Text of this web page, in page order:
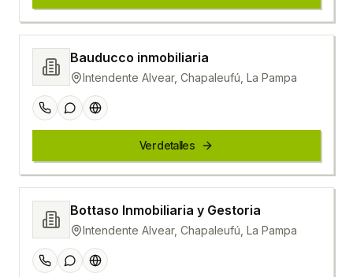
Bauducco inmobiliaria
Intendente Alvear, Chapaleufú, La Pampa
Ver detalles
Bottaso Inmobiliaria y Gestoria
Intendente Alvear, Chapaleufú, La Pampa